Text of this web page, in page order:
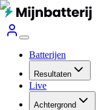
Batterijen
Resultaten
Live
Achtergrond